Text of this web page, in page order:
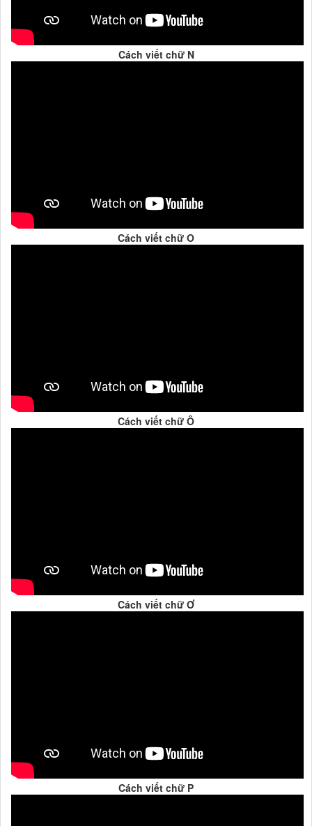
Cách viết chữ N
Cách viết chữ O
Cách viết chữ Ô
Cách viết chữ Ơ
Cách viết chữ P